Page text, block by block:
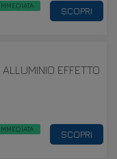
SCOPRI
ALLUMINIO EFFETTO
SCOPRI